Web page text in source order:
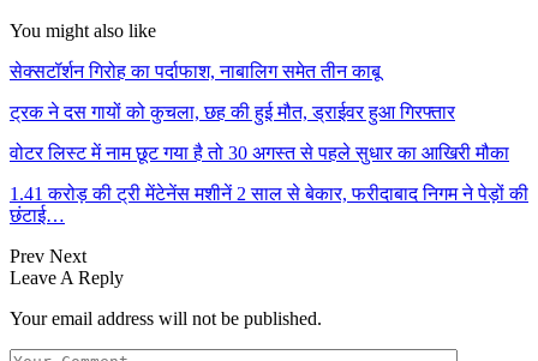
You might also like
सेक्सटॉर्शन गिरोह का पर्दाफाश, नाबालिग समेत तीन काबू
ट्रक ने दस गायों को कुचला, छह की हुई मौत, ड्राईवर हुआ गिरफ्तार
वोटर लिस्ट में नाम छूट गया है तो 30 अगस्त से पहले सुधार का आखिरी मौका
1.41 करोड़ की ट्री मेंटेनेंस मशीनें 2 साल से बेकार, फरीदाबाद निगम ने पेड़ों की
छंटाई…
Prev Next
Leave A Reply
Your email address will not be published.